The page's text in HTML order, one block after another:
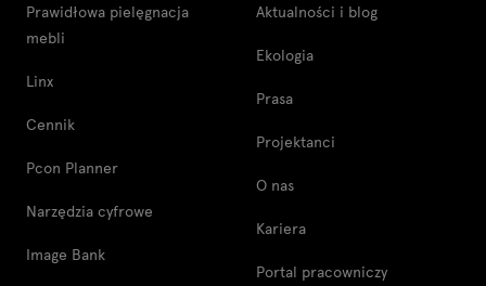
Prawidłowa pielęgnacja
mebli
Linx
Cennik
Pcon Planner
Narzędzia cyfrowe
Image Bank
Aktualności i blog
Ekologia
Prasa
Projektanci
O nas
Kariera
Portal pracowniczy